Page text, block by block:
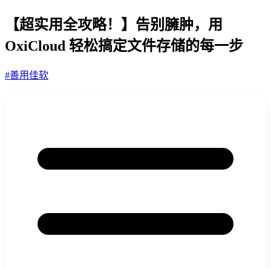
【超实用全攻略！】告别臃肿，用
OxiCloud 轻松搞定文件存储的每一步
#善用佳软